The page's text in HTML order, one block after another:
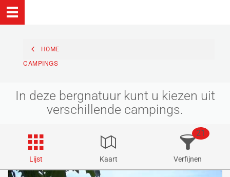
HOME
CAMPINGS
In deze bergnatuur kunt u kiezen uit
verschillende campings.
Lijst Kaart Verfijnen
21